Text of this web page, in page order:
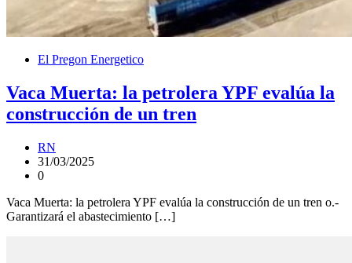
El Pregon Energetico
Vaca Muerta: la petrolera YPF evalúa la
construcción de un tren
RN
31/03/2025
0
Vaca Muerta: la petrolera YPF evalúa la construcción de un tren o.-
Garantizará el abastecimiento […]